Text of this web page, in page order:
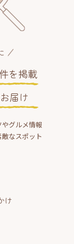
を掲載
届け
グルメ情報
なスポット
け